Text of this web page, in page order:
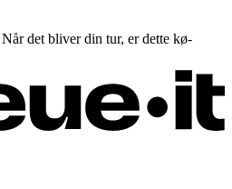
det bliver din tur, er dette kø-